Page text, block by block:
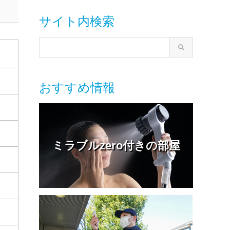
サイト内検索
おすすめ情報
ミラブルzero付きの部屋